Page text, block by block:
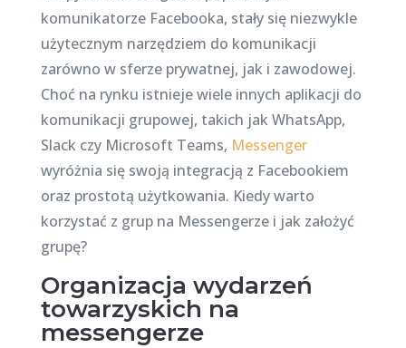
komunikatorze Facebooka, stały się niezwykle
użytecznym narzędziem do komunikacji
zarówno w sferze prywatnej, jak i zawodowej.
Choć na rynku istnieje wiele innych aplikacji do
komunikacji grupowej, takich jak WhatsApp,
Slack czy Microsoft Teams, Messenger
wyróżnia się swoją integracją z Facebookiem
oraz prostotą użytkowania. Kiedy warto
korzystać z grup na Messengerze i jak założyć
grupę?
Organizacja wydarzeń
towarzyskich na
messengerze